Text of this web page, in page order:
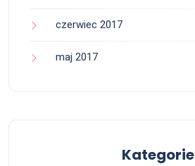
czerwiec 2017
maj 2017
Kategorie